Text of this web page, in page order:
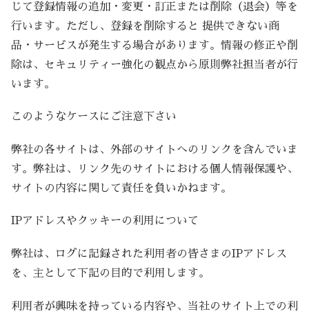
じて登録情報の追加・変更・訂正または削除（退会）等を
行います。ただし、登録を削除すると 提供できない商
品・サービスが発生する場合があります。情報の修正や削
除は、セキュリティー強化の観点から原則弊社担当者が行
います。
このようなケースにご注意下さい
弊社の各サイトは、外部のサイトへのリンクを含んでいま
す。弊社は、リンク先のサイトにおける個人情報保護や、
サイトの内容に関して責任を負いかねます。
IPアドレスやクッキーの利用について
弊社は、ログに記録された利用者の皆さまのIPアドレス
を、主として下記の目的で利用します。
利用者が興味を持っている内容や、当社のサイト上での利